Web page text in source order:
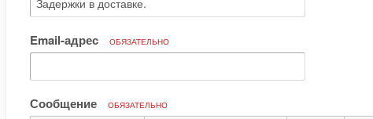
Email-адрес ОБЯЗАТЕЛЬНО
Сообщение ОБЯЗАТЕЛЬНО